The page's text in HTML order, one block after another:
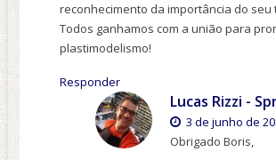
reconhecimento da importância do seu
Todos ganhamos com a união para
plastimodelismo!
Responder
Lucas Rizzi -
3 de junho de
Obrigado Boris,